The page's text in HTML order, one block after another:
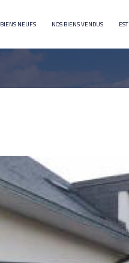
immeuble
BIENS NEUFS NOS BIENS VENDUS